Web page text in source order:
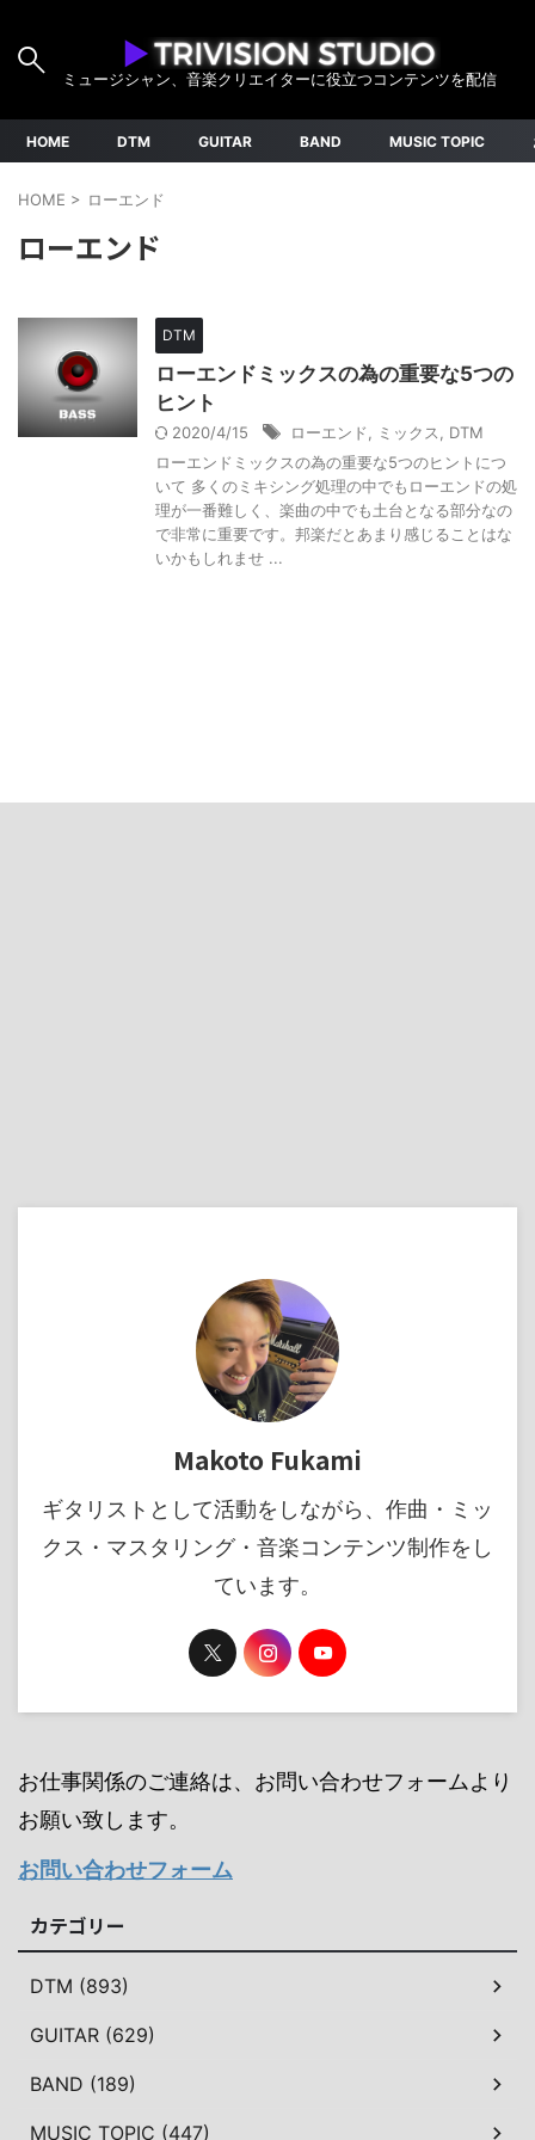
ミュージシャン、音楽クリエイターに役立つコンテンツを配信
HOME DTM GUITAR BAND MUSIC TOPIC
HOME > ローエンド
ローエンド
DTM
ローエンドミックスの為の重要な5つの
ヒント
2020/4/15 ローエンド ミックス
DTM
ローエンドミックスの為の重要な5つのヒントにつ
いて 多くのミキシング処理の中でもローエンドの処
理が一番難しく、楽曲の中でも土台となる部分なの
で非常に重要です。邦楽だとあまり感じることはな
いかもしれませ ...
Makoto Fukami
ギタリストとして活動をしながら、作曲・ミッ
クス・マスタリング・音楽コンテンツ制作をし
ています。
お仕事関係のご連絡は、お問い合わせフォームより
お願い致します。
お問い合わせフォーム
カテゴリー
DTM (893)
GUITAR (629)
BAND (189)
MUSIC TOPIC (447)